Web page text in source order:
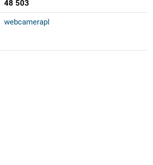
48 503
webcamerapl